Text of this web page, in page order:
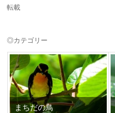
転載
◎カテゴリー
まちだの鳥